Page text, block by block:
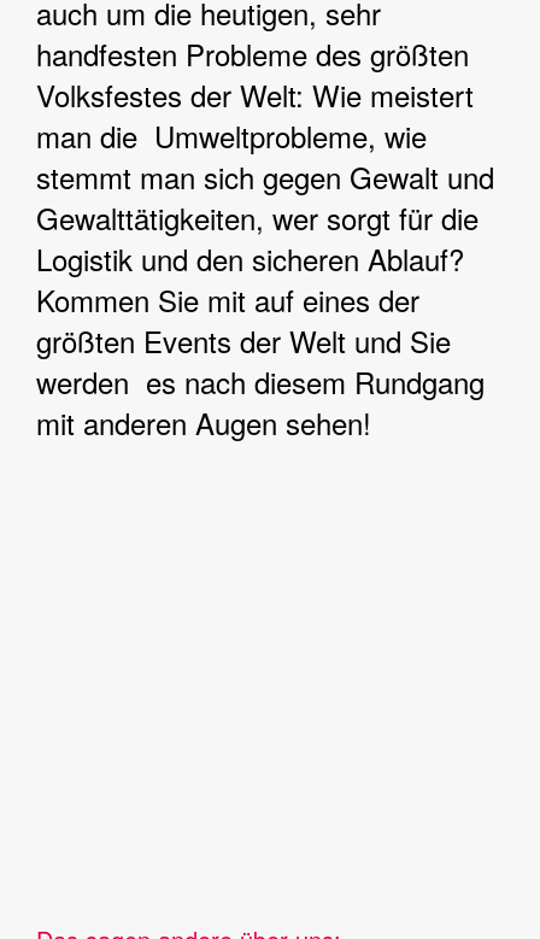
auch um die heutigen, sehr
handfesten Probleme des größten
Volksfestes der Welt: Wie meistert
man die Umweltprobleme, wie
stemmt man sich gegen Gewalt und
Gewalttätigkeiten, wer sorgt für die
Logistik und den sicheren Ablauf?
Kommen Sie mit auf eines der
größten Events der Welt und Sie
werden es nach diesem Rundgang
mit anderen Augen sehen!